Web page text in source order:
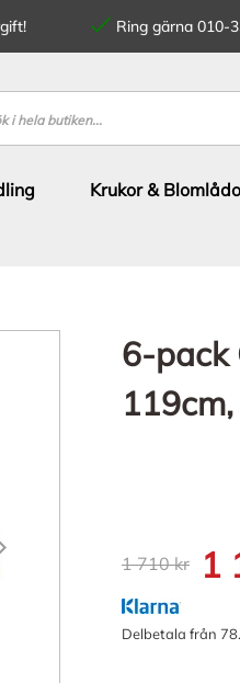
Ring gärna 010-
Krukor &
6-pack
1 710 kr 1
Delbetala från